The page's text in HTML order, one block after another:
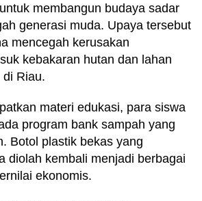
membangun budaya sadar
generasi muda. Upaya tersebut
mencegah kerusakan
kebakaran hutan dan lahan
Riau.
materi edukasi, para siswa
program bank sampah yang
Botol plastik bekas yang
diolah kembali menjadi berbagai
ekonomis.